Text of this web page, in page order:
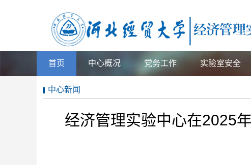
首页 中心概况 党务工作 实验室安全
中心新闻
经济管理实验中心在2025